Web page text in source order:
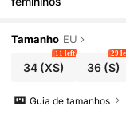
Tamanho EU
34(XS)
11 left
36 (S)
29
Guia de tamanhos